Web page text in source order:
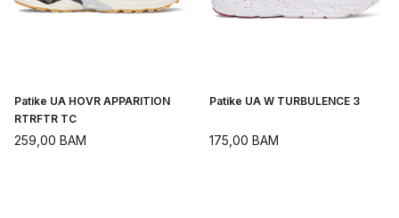
Patike UA HOVR APPARITION
RTRFTR TC
259,00 BAM
Patike UA W TURBULENCE 3
175,00 BAM